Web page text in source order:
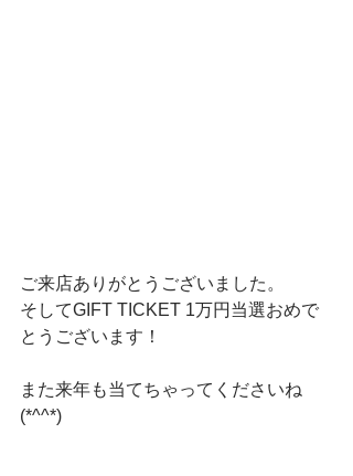
ご来店ありがとうございました。
そしてGIFT TICKET 1万円当選おめで
とうございます！
また来年も当てちゃってくださいね
(*^^*)